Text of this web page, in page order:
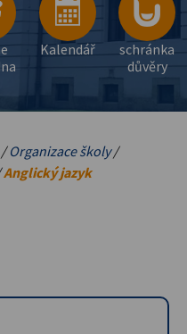
Kalendář
schránka
důvěry
Organizace školy/
Anglický jazyk